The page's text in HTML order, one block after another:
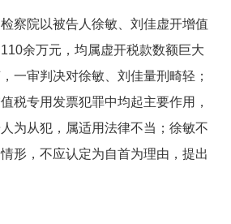
察院以被告人徐敏、刘佳虚开增值
余万元，均属虚开税款数额巨大
一审判决对徐敏、刘佳量刑畸轻；
税专用发票犯罪中均起主要作用，
为从犯，属适用法律不当；徐敏不
形，不应认定为自首为理由，提出